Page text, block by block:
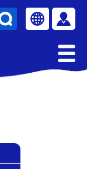
Select your
使用